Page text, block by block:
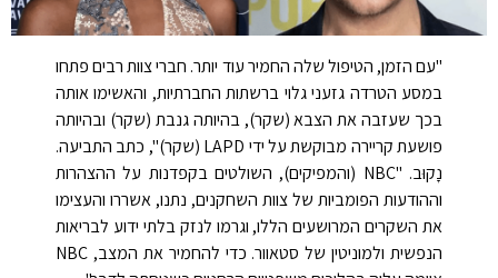
"עם הזמן, הטיפול שלה החמיר עוד יותר. חברי צוות רבים פתחו
במסע הטרדה גזעני גלוי ברשתות החברתיות, והאשימו אותה
בכך שעזבה את הצבא (שקר), בהיותה גנבת (שקר) ובהיותה
פושעת קריירה מבוקשת על ידי LAPD (שקר)", כתב התביעה.
נָקוּב. "NBC (והמפיקים), השולטים בקפדנות על ההצהרות
וההודעות הפומביות של צוות השחקנים, נתנו, אשררו והעצימו
את השקרים המרושעים הללו, וגרמו לנזק בלתי ידוע לבריאות
הנפשית ולמוניטין של סטאוור. כדי להחמיר את המצב, NBC